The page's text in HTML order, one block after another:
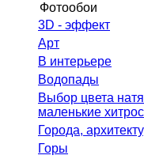
Фотообои
3D - эффект
Арт
В интерьере
Водопады
Выбор цвета
маленькие
Города,
Горы